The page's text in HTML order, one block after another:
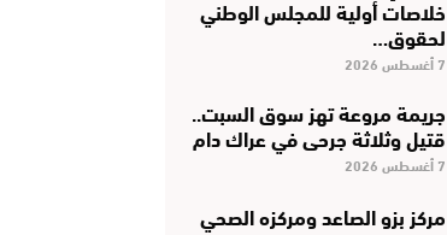
خلاصات أولية للمجلس الوطني
لحقوق…
7 أغسطس 2026
جريمة مروعة تهز سوق السبت..
قتيل وثلاثة جرحى في عراك دام
7 أغسطس 2026
مركز بزو الصاعد ومركزه الصحي